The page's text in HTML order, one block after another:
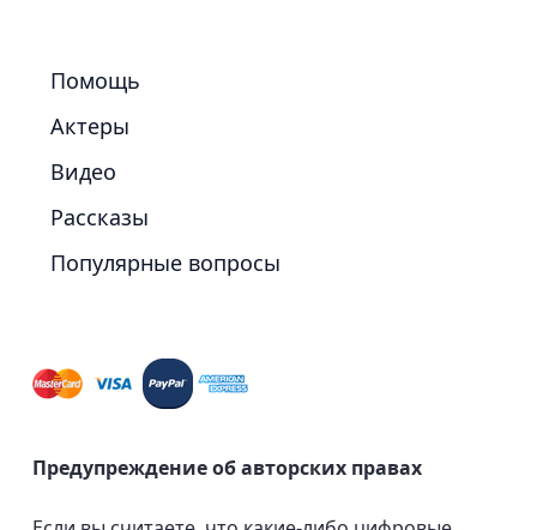
Помощь
Актеры
Видео
Рассказы
Популярные вопросы
Предупреждение об авторских правах